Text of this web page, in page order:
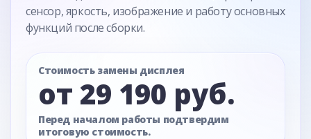
сенсор, яркость, изображение и работу основных
функций после сборки.
Стоимость замены дисплея
от 29 190 руб.
Перед началом работы подтвердим
итоговую стоимость.